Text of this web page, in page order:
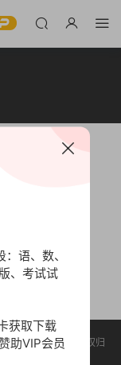
均收集于网络，版权归
。
语、数、
、考试试
获取下载
助VIP会员